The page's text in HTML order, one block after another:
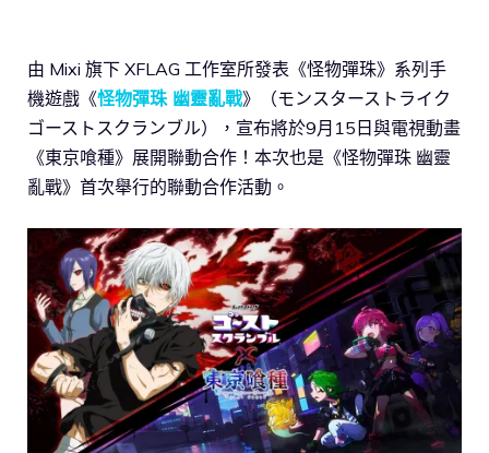
由 Mixi 旗下 XFLAG 工作室所發表《怪物彈珠》系列手
機遊戲《怪物彈珠 幽靈亂戰》（モンスターストライク
ゴーストスクランブル），宣布將於9月15日與電視動畫
《東京喰種》展開聯動合作！本次也是《怪物彈珠 幽靈
亂戰》首次舉行的聯動合作活動。